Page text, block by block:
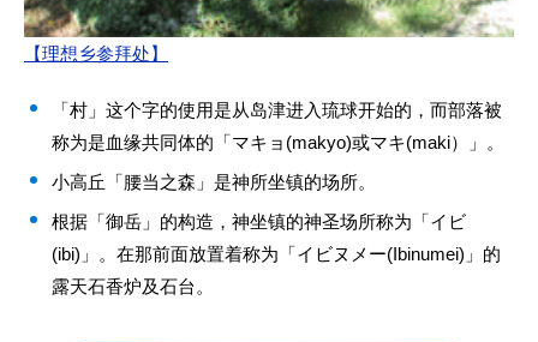
【理想乡参拜处】
「村」这个字的使用是从岛津进入琉球开始的，而部落被
称为是血缘共同体的「マキョ(makyo)或マキ(maki）」。
小高丘「腰当之森」是神所坐镇的场所。
根据「御岳」的构造，神坐镇的神圣场所称为「イビ
(ibi)」。在那前面放置着称为「イビヌメー(Ibinumei)」的
露天石香炉及石台。